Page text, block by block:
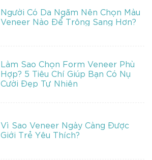
Người Có Da Ngăm Nên Chọn Màu
Veneer Nào Để Trông Sang Hơn?
Làm Sao Chọn Form Veneer Phù
Hợp? 5 Tiêu Chí Giúp Bạn Có Nụ
Cười Đẹp Tự Nhiên
Vì Sao Veneer Ngày Càng Được
Giới Trẻ Yêu Thích?